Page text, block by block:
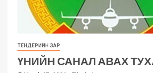
ТЕНДЕРИЙН ЗАР
ҮНИЙН САНАЛ АВАХ